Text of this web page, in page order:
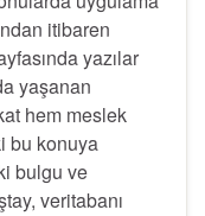
itibaren
yazılar
yaşanan
hem meslek
bu konuya
bulgu ve
veritabanı